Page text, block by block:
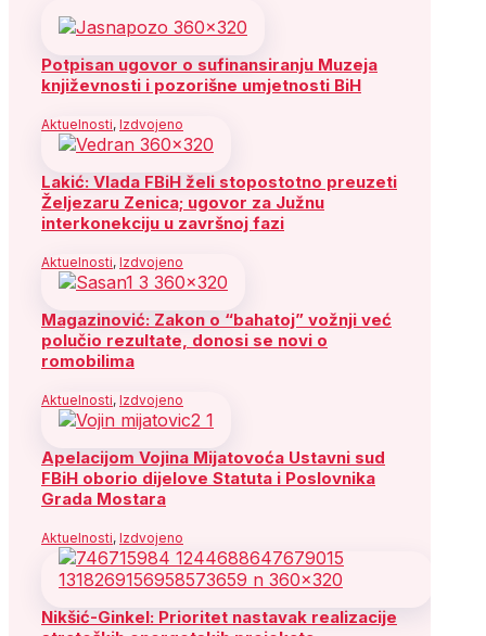
Potpisan ugovor o sufinansiranju Muzeja
književnosti i pozorišne umjetnosti BiH
Aktuelnosti, Izdvojeno
Lakić: Vlada FBiH želi stopostotno preuzeti
Željezaru Zenica; ugovor za Južnu
interkonekciju u završnoj fazi
Aktuelnosti, Izdvojeno
Magazinović: Zakon o “bahatoj” vožnji već
polučio rezultate, donosi se novi o
romobilima
Aktuelnosti, Izdvojeno
Apelacijom Vojina Mijatovoća Ustavni sud
FBiH oborio dijelove Statuta i Poslovnika
Grada Mostara
Aktuelnosti, Izdvojeno
Nikšić-Ginkel: Prioritet nastavak realizacije